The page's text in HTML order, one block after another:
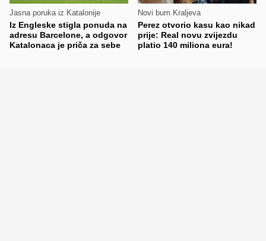
Jasna poruka iz Katalonije
Iz Engleske stigla ponuda na
adresu Barcelone, a odgovor
Katalonaca je priča za sebe
Novi bum Kraljeva
Perez otvorio kasu kao nikad
prije: Real novu zvijezdu
platio 140 miliona eura!